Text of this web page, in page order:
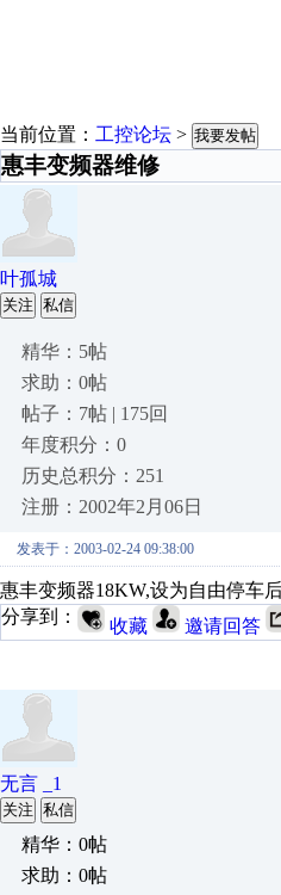
当前位置： 工控论坛 > 我要发帖
惠丰变频器维修
叶孤城
关注 私信
精华：5帖
求助：0帖
帖子：7帖 | 175回
年度积分：0
历史总积分：251
注册：2002年2月06日
发表于：2003-02-24 09:38:00
惠丰变频器18KW,设为自由停车
分享到：
收藏 邀请回答
无言 _1
关注 私信
精华：0帖
求助：0帖